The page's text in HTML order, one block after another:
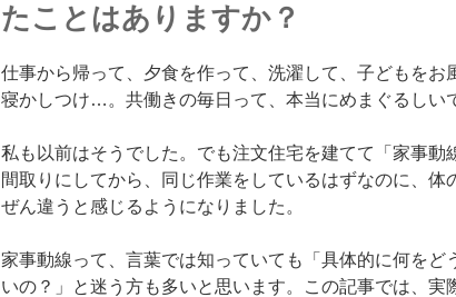
たことはありますか？
仕事から帰って、夕食を作って、洗濯して、子どもをお
寝かしつけ…。共働きの毎日って、本当にめまぐるしい
私も以前はそうでした。でも注文住宅を建てて「家事動
間取りにしてから、同じ作業をしているはずなのに、体
ぜん違うと感じるようになりました。
家事動線って、言葉では知っていても「具体的に何をど
いの？」と迷う方も多いと思います。この記事では、実